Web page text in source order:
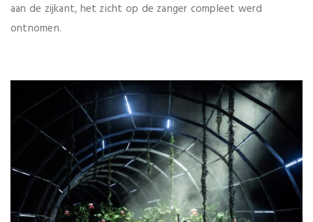
aan de zijkant, het zicht op de zanger compleet werd
ontnomen.